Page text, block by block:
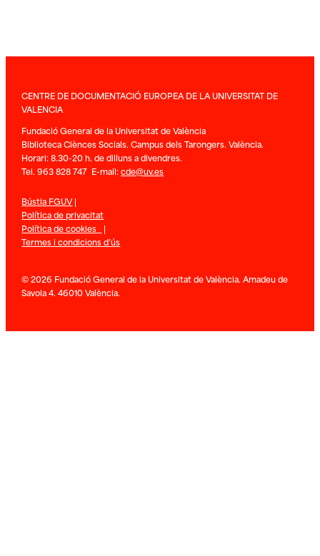
CENTRE DE DOCUMENTACIÓ EUROPEA DE LA UNIVERSITAT DE
VALENCIA
Fundació General de la Universitat de València
Biblioteca Ciènces Socials. Campus dels Tarongers. València.
Horari: 8.30-20 h. de dilluns a divendres.
Tel. 963 828 747 E-mail:cde@uv.es
Bústia FGUV|
Política de privacitat
Política de cookies |
Termes i condicions d’ús
© 2026 Fundació General de la Universitat de València. Amadeu de
Savoia 4. 46010 València.